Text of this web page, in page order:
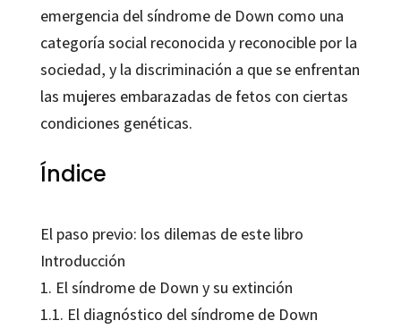
emergencia del síndrome de Down como una
categoría social reconocida y reconocible por la
sociedad, y la discriminación a que se enfrentan
las mujeres embarazadas de fetos con ciertas
condiciones genéticas.
Índice
El paso previo: los dilemas de este libro
Introducción
1. El síndrome de Down y su extinción
1.1. El diagnóstico del síndrome de Down